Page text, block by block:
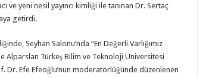
ve yeni nesil yayıncı kimliği ile tanınan Dr. Sertaç
getirdi.
Seyhan Salonu’nda “En Değerli Varlığımız
Alparslan Türkeş Bilim ve Teknoloji Üniversitesi
Dr. Efe Efeoğlu’nun moderatörlüğünde düzenlenen